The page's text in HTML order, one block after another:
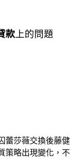
款 上的問題
蕾莎薇交換後藤健
策略出現變化，不